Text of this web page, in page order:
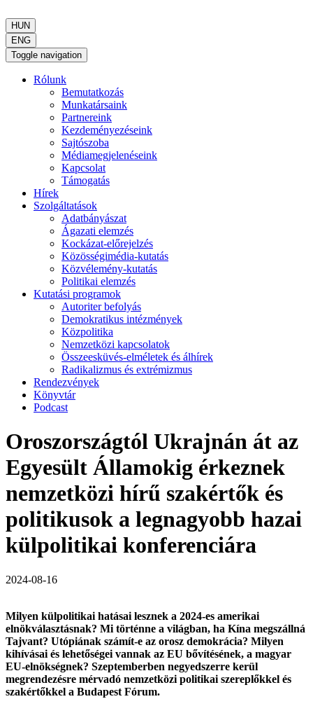
HUN
ENG
Toggle navigation
Rólunk
Bemutatkozás
Munkatársaink
Partnereink
Kezdeményezéseink
Sajtószoba
Médiamegjelenéseink
Kapcsolat
Támogatás
Hírek
Szolgáltatások
Adatbányászat
Ágazati elemzés
Kockázat-előrejelzés
Közösségimédia-kutatás
Közvélemény-kutatás
Politikai elemzés
Kutatási programok
Autoriter befolyás
Demokratikus intézmények
Közpolitika
Nemzetközi kapcsolatok
Összeesküvés-elméletek és álhírek
Radikalizmus és extrémizmus
Rendezvények
Könyvtár
Podcast
Oroszországtól Ukrajnán át az
Egyesült Államokig érkeznek
nemzetközi hírű szakértők és
politikusok a legnagyobb hazai
külpolitikai konferenciára
2024-08-16
Milyen külpolitikai hatásai lesznek a 2024-es amerikai
elnökválasztásnak? Mi történne a világban, ha Kína megszállná
Tajvant? Utópiának számít-e az orosz demokrácia? Milyen
kihívásai és lehetőségei vannak az EU bővítésének, a magyar
EU-elnökségnek? Szeptemberben negyedszerre kerül
megrendezésre mérvadó nemzetközi politikai szereplőkkel és
szakértőkkel a Budapest Fórum.